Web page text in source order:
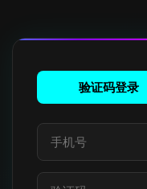
验证码登录